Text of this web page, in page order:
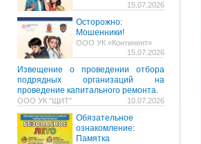
15.07.2026
Осторожно:
Мошенники!
ООО УК «Континент»
15.07.2026
Извещение о проведении отбора
подрядных организаций на
проведение капитального ремонта.
ООО УК "ЩИТ" 10.07.2026
Обязательное
ознакомление:
Памятка